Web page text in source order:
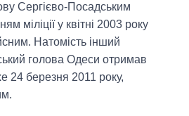
Сергієво-Посадським
міліції у квітні 2003 року
Натомість інший
голова Одеси отримав
24 березня 2011 року,